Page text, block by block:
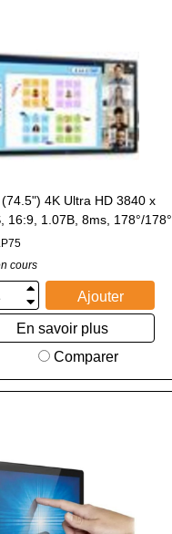
4K Ultra HD 3840 x
16:9, 1.07B, 8ms, 178°/178°,
cours
Ajouter
En savoir plus
Comparer